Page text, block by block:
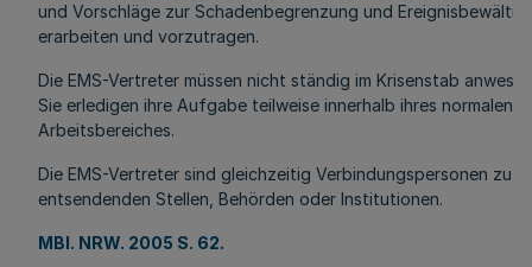
und Vorschläge zur Schadenbegrenzung und
erarbeiten und vorzutragen.
Die EMS-Vertreter müssen nicht ständig im Krisenstab
Sie erledigen ihre Aufgabe teilweise innerhalb ihres normalen
Arbeitsbereiches.
Die EMS-Vertreter sind gleichzeitig Verbindungspersonen zu
entsendenden Stellen, Behörden oder Institutionen.
MBl. NRW. 2005 S. 62.